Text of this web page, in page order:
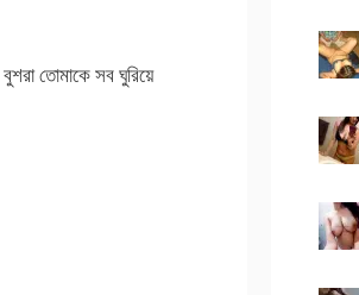
তোমাকে সব ঘুরিয়ে